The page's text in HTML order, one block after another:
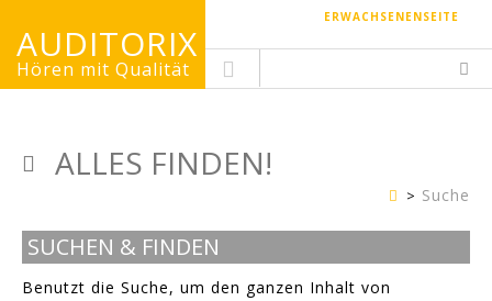
ERWACHSENENSEITE
AUDITORIX
Hören mit Qualität
ALLES FINDEN!
Kinderseite
Suche
SUCHEN & FINDEN
Benutzt die Suche, um den ganzen Inhalt von